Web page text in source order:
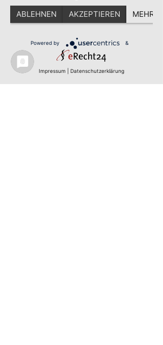
verarbeitet werden.
Cookie-Einstellungen ändern
8. Cookie-Banner
ABLEHNEN AKZEPTIEREN MEHR
Powered by &
Impressum Datenschutzerklärung